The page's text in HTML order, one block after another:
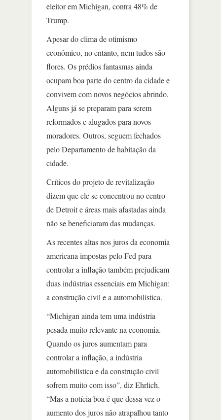
eleitor em Michigan, contra 48% de
Trump.
Apesar do clima de otimismo
econômico, no entanto, nem tudos são
flores. Os prédios fantasmas ainda
ocupam boa parte do centro da cidade e
convivem com novos negócios abrindo.
Alguns já se preparam para serem
reformados e alugados para novos
moradores. Outros, seguem fechados
pelo Departamento de habitação da
cidade.
Críticos do projeto de revitalização
dizem que ele se concentrou no centro
de Detroit e áreas mais afastadas ainda
não se beneficiaram das mudanças.
As recentes altas nos juros da economia
americana impostas pelo Fed para
controlar a inflação também prejudicam
duas indústrias essenciais em Michigan:
a construção civil e a automobilística.
“Michigan ainda tem uma indústria
pesada muito relevante na economia.
Quando os juros aumentam para
controlar a inflação, a indústria
automobilística e da construção civil
sofrem muito com isso”, diz Ehrlich.
“Mas a notícia boa é que dessa vez o
aumento dos juros não atrapalhou tanto